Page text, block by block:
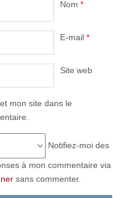
Nom *
E-mail *
Site web
mon site dans le
Notifiez-moi des
à mon commentaire via
sans commenter.